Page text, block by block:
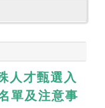
人才甄選入
單及注意事